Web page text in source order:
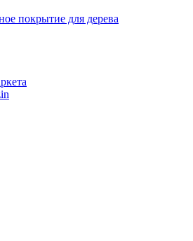
покрытие для дерева